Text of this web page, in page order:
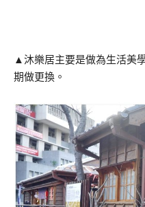
▲沐樂居主要是做為生活美
期做更換。